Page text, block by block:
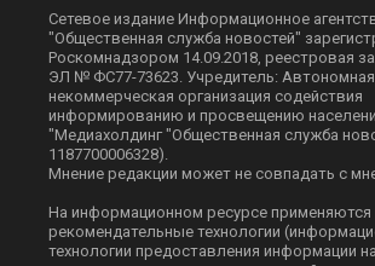
Сетевое издание Информационное
"Общественная служба новостей"
Роскомнадзором 14.09.2018, реестровая
ЭЛ № ФС77-73623. Учредитель: Автономная
некоммерческая организация содействия
информированию и просвещению
"Медиахолдинг "Общественная служба
1187700006328).
Мнение редакции может не совпадать с
На информационном ресурсе применяются
рекомендательные технологии
технологии предоставления информации